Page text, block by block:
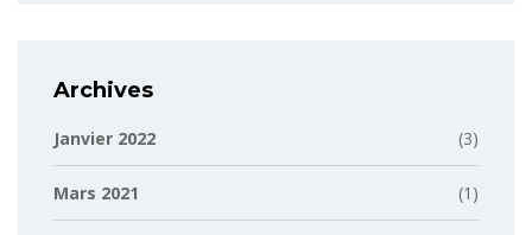
Archives
Janvier 2022 (3)
Mars 2021 (1)